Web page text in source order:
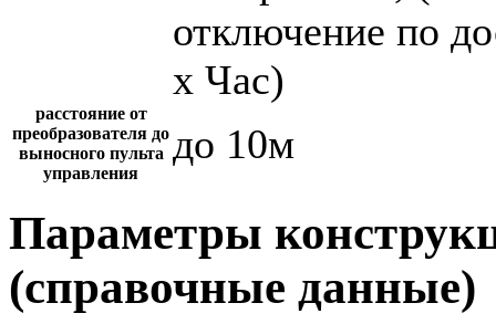
отключение по
х Час)
расстояние от
преобразователя до
выносного пульта
управления
до 10м
Параметры
(справочные данные)